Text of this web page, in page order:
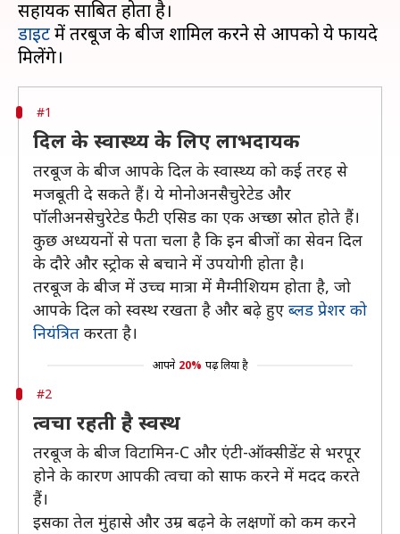
डाइटमें तरबूज के बीज शामिल करने से आपको ये फायदे
#1
दिल के स्वास्थ्य के लिए लाभदायक
तरबूज के बीज आपके दिल के स्वास्थ्य को कई तरह से
मजबूती दे सकते हैं। ये मोनोअनसैचुरेटेड और
पॉलीअनसेचुरेटेड फैटी एसिड का एक अच्छा स्रोत होते हैं।
कुछ अध्ययनों से पता चला है कि इन बीजों का सेवन दिल
के दौरे और स्ट्रोक से बचाने में उपयोगी होता है।
तरबूज के बीज में उच्च मात्रा में मैग्नीशियम होता है, जो
आपके दिल को स्वस्थ रखता है और बढ़े हुए ब्लड प्रेशर को
नियंत्रित करता है।
आपने 20% पढ़ लिया है
#2
त्वचा रहती है स्वस्थ
तरबूज के बीज विटामिन-C और एंटी-ऑक्सीडेंट से भरपूर
होने के कारण आपकी त्वचा को साफ करने में मदद करते
हैं।
इसका तेल मुंहासे और उम्र बढ़ने के लक्षणों को कम करने